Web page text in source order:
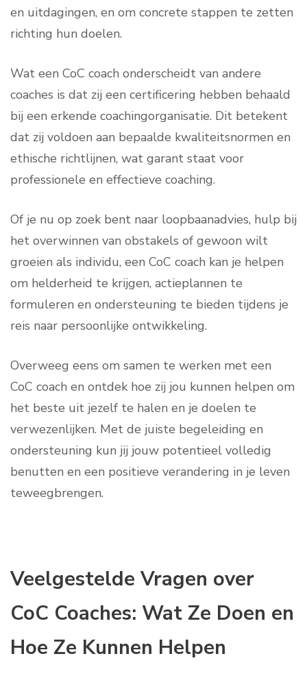
en uitdagingen, en om concrete stappen te zetten
richting hun doelen.
Wat een CoC coach onderscheidt van andere
coaches is dat zij een certificering hebben behaald
bij een erkende coachingorganisatie. Dit betekent
dat zij voldoen aan bepaalde kwaliteitsnormen en
ethische richtlijnen, wat garant staat voor
professionele en effectieve coaching.
Of je nu op zoek bent naar loopbaanadvies, hulp bij
het overwinnen van obstakels of gewoon wilt
groeien als individu, een CoC coach kan je helpen
om helderheid te krijgen, actieplannen te
formuleren en ondersteuning te bieden tijdens je
reis naar persoonlijke ontwikkeling.
Overweeg eens om samen te werken met een
CoC coach en ontdek hoe zij jou kunnen helpen om
het beste uit jezelf te halen en je doelen te
verwezenlijken. Met de juiste begeleiding en
ondersteuning kun jij jouw potentieel volledig
benutten en een positieve verandering in je leven
teweegbrengen.
Veelgestelde Vragen over
CoC Coaches: Wat Ze Doen en
Hoe Ze Kunnen Helpen